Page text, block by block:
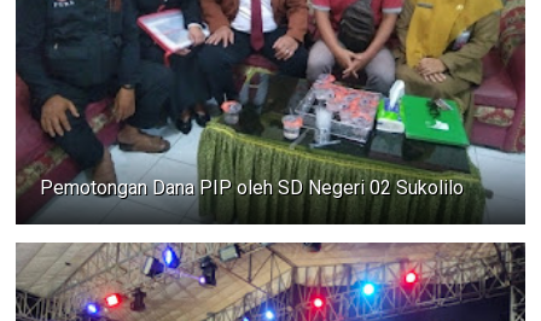
Pemotongan Dana PIP oleh SD Negeri 02 Sukolilo